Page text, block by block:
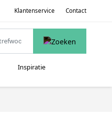
Klantenservice Contact
Inspiratie